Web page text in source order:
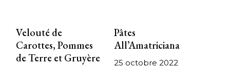
Velouté de
Carottes, Pommes
de Terre et Gruyère
Pâtes
All’Amatriciana
25 octobre 2022